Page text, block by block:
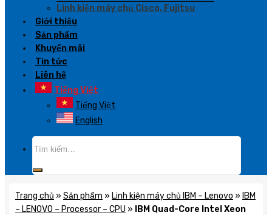
Linh kiện máy chủ Cisco, Fujitsu
Giới thiệu
Sản phẩm
Khuyến mãi
Tin tức
Liên hệ
Tiếng Việt
Tiếng Việt
English
Trang chủ » Sản phẩm » Linh kiện máy chủ IBM – Lenovo » IBM
– LENOVO – Processor – CPU »
IBM Quad-Core Intel Xeon